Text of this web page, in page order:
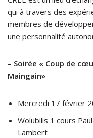
qui à travers des
membres de
une personnalité
– Soirée « Coup de
Maingain»
Mercredi 17 février
Wolubilis 1 cours
Lambert